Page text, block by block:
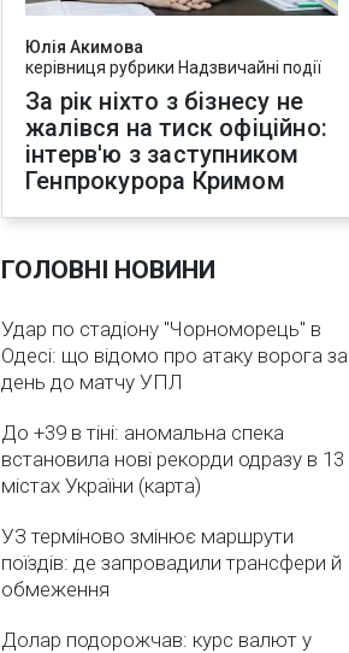
Юлія Акимова
керівниця рубрики Надзвичайні події
За рік ніхто з бізнесу не
жалівся на тиск офіційно:
інтерв'ю з заступником
Генпрокурора Кримом
ГОЛОВНІ НОВИНИ
Удар по стадіону "Чорноморець" в
Одесі: що відомо про атаку ворога за
день до матчу УПЛ
До +39 в тіні: аномальна спека
встановила нові рекорди одразу в 13
містах України (карта)
УЗ терміново змінює маршрути
поїздів: де запровадили трансфери й
обмеження
Долар подорожчав: курс валют у